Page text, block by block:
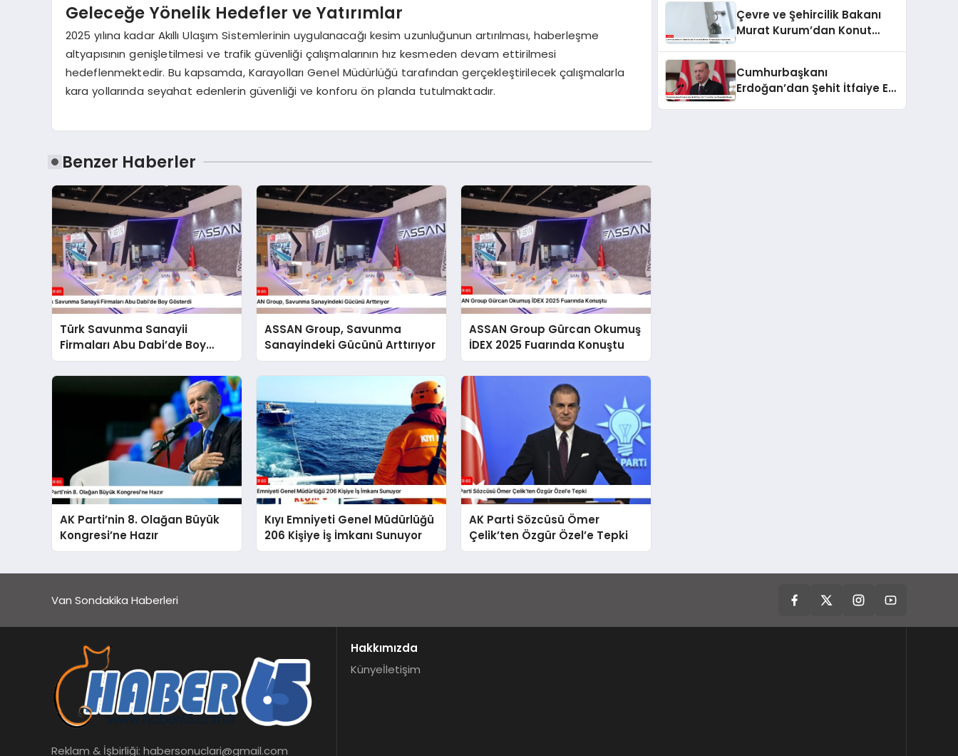
Geleceğe Yönelik Hedefler ve Yatırımlar
2025 yılına kadar Akıllı Ulaşım Sistemlerinin uygulanacağı kesim uzunluğunun artırılması, haberleşme
altyapısının genişletilmesi ve trafik güvenliği çalışmalarının hız kesmeden devam ettirilmesi
hedeflenmektedir. Bu kapsamda, Karayolları Genel Müdürlüğü tarafından gerçekleştirilecek çalışmalarla
kara yollarında seyahat edenlerin güvenliği ve konforu ön planda tutulmaktadır.
Benzer Haberler
Türk Savunma Sanayii
Firmaları Abu Dabi’de Boy
Gösterdi
ASSAN Group, Savunma
Sanayindeki Gücünü Arttırıyor
ASSAN Group Gürcan Okumuş
İDEX 2025 Fuarında Konuştu
AK Parti’nin 8. Olağan Büyük
Kongresi’ne Hazır
Kıyı Emniyeti Genel Müdürlüğü
206 Kişiye İş İmkanı Sunuyor
AK Parti Sözcüsü Ömer
Çelik’ten Özgür Özel’e Tepki
Çevre ve Şehircilik Bakanı
Murat Kurum’dan Konut
Cumhurbaşkanı
Erdoğan’dan Şehit İtfaiye Eri
Van Sondakika Haberleri
Reklam & İşbirliği: habersonuclari@gmail.com
Hakkımızda
Künyeİletişim